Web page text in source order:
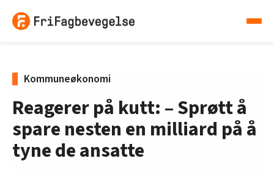
Kommuneøkonomi
Reagerer på kutt: – Sprøtt å
spare nesten en milliard på å
tyne de ansatte